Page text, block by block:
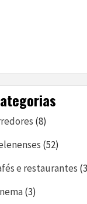
(8)
(52)
e restaurantes
(3)